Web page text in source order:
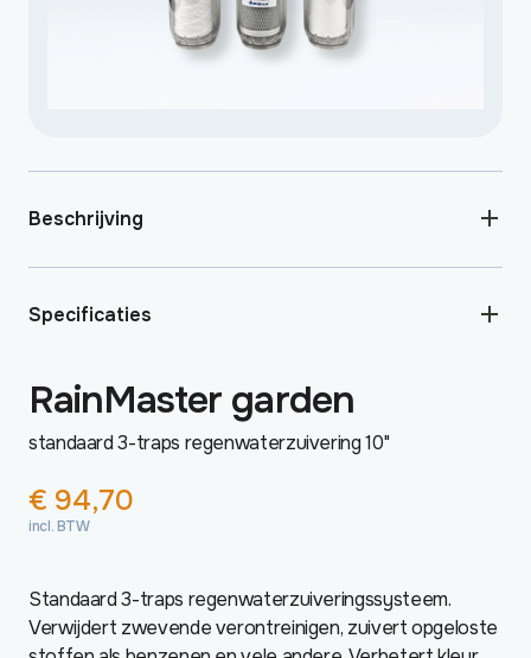
Beschrijving
Specificaties
RainMaster garden
standaard 3-traps regenwaterzuivering 10"
€ 94,70
incl. BTW
Standaard 3-traps regenwaterzuiveringssysteem.
Verwijdert zwevende verontreinigen, zuivert opgeloste